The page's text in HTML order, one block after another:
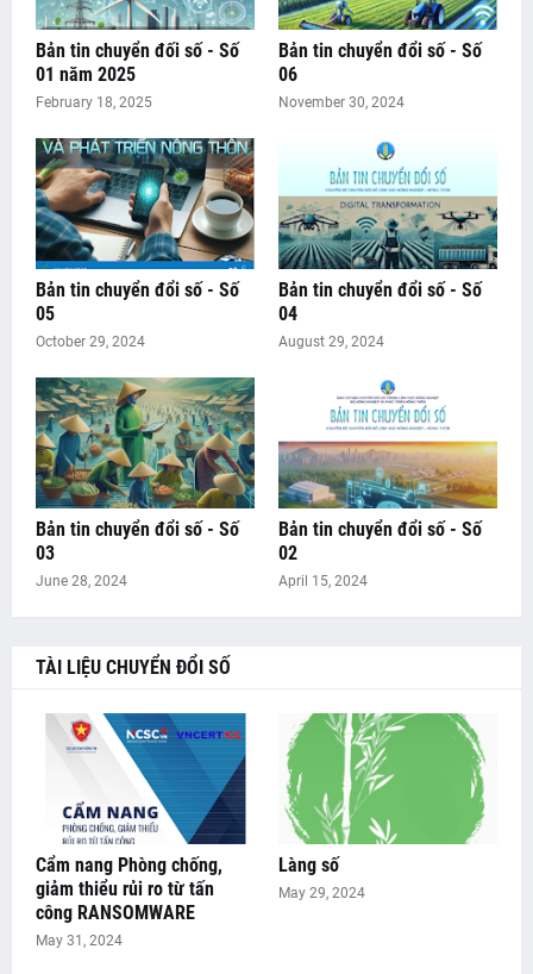
Bản tin chuyển đối số - Số
01 năm 2025
February 18, 2025
Bản tin chuyển đổi số - Số
06
November 30, 2024
Bản tin chuyển đổi số - Số
05
October 29, 2024
Bản tin chuyển đổi số - Số
04
August 29, 2024
Bản tin chuyển đổi số - Số
03
June 28, 2024
Bản tin chuyển đổi số - Số
02
April 15, 2024
TÀI LIỆU CHUYỂN ĐỔI SỐ
Cẩm nang Phòng chống,
giảm thiểu rủi ro từ tấn
công RANSOMWARE
May 31, 2024
Làng số
May 29, 2024